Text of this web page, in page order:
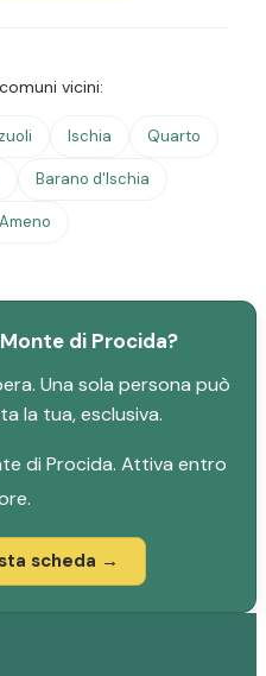
vicini:
Ischia Quarto
Barano d'Ischia
di Procida?
Una sola persona può
la tua, esclusiva.
di Procida. Attiva entro
scheda →